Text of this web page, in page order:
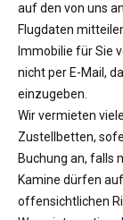
auf den von uns
Flugdaten
Immobilie für Sie
nicht per E-Mail,
einzugeben.
Wir vermieten
Zustellbetten,
Buchung an, falls
Kamine dürfen
offensichtlichen